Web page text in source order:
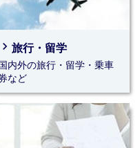
パス
ます！！
日(金)｜千里山キャンパス
navigate_next 旅行・留学
国内外の旅行・留学・乗車
など